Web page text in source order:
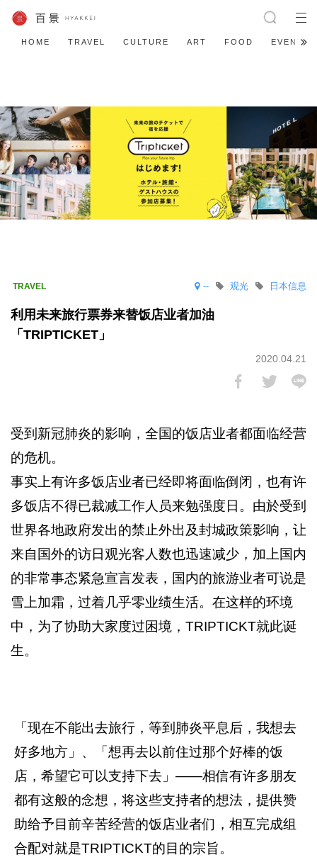
HOME TRAVEL CULTURE ART FOOD EVENT
-- 日本信息
观光
利用未来旅行票券来替饭店业者加油
「TRIPTICKET」
2020.04.21
受到新冠肺炎的影响，全国的饭店业者都面临经营
的危机。
事实上有许多饭店业者已经即将面临倒闭，也有许
多饭店不得已裁减工作人员来勉强度日。由於受到
世界各地政府发出的禁止外出及封城政策影响，让
来自国外的访日观光客人数也迅速减少，加上国内
的非常事态紧急宣言发表，国内的旅游业者可说是
雪上加霜，过着几乎零业绩生活。在这样的环境
中，为了协助大家度过困境，TRIPTICKT就此诞
生。
「现在不能出去旅行，等到肺炎平息后，我想去
好多地方」、「想再去以前住过那个好棒的饭
店，希望它可以支持下去」―—相信有许多朋友
都有这般的念想，将这些支持者的想法，提供赞
助给予目前辛苦经营的饭店业者们，相互完成组
合配对就是TRIPTICKT的目的宗旨。